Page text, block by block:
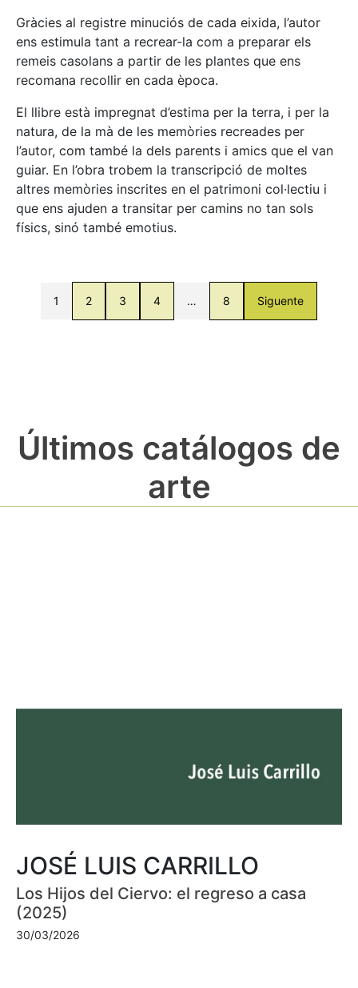
Gràcies al registre minuciós de cada eixida, l’autor
ens estimula tant a recrear-la com a preparar els
remeis casolans a partir de les plantes que ens
recomana recollir en cada època.
El llibre està impregnat d’estima per la terra, i per la
natura, de la mà de les memòries recreades per
l’autor, com també la dels parents i amics que el van
guiar. En l’obra trobem la transcripció de moltes
altres memòries inscrites en el patrimoni col·lectiu i
que ens ajuden a transitar per camins no tan sols
físics, sinó també emotius.
1 2 3 4 … 8 Siguente
Últimos catálogos de
arte
JOSÉ LUIS CARRILLO
Los Hijos del Ciervo: el regreso a casa
(2025)
30/03/2026